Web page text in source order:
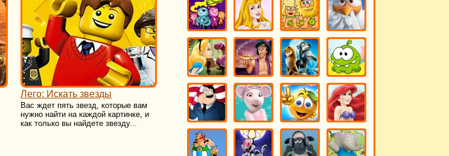
Лего: Искать звезды
Вас ждет пять звезд, которые вам
нужно найти на каждой картинке, и
как только вы найдете звезду...